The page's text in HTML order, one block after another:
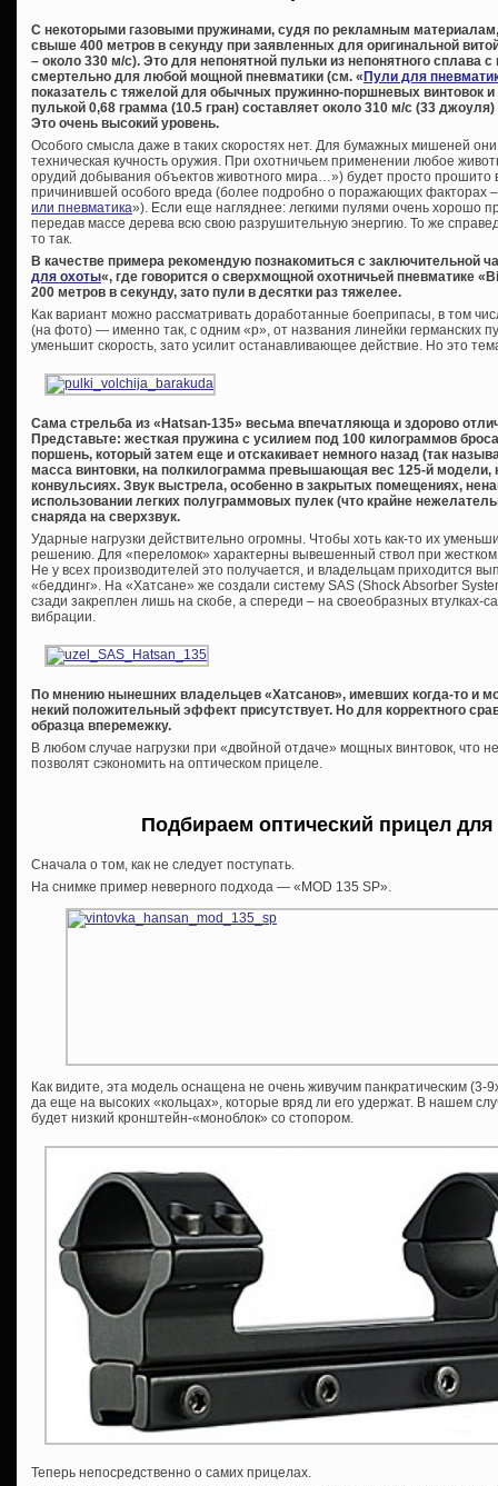
С некоторыми газовыми пружинами, судя по рекламным
свыше 400 метров в секунду при заявленных для оригинальной
– около 330 м/с). Это для непонятной пульки из непонятного сплава
смертельно для любой мощной пневматики (см. « Пули для
показатель с тяжелой для обычных пружинно-поршневых винтовок
пулькой 0,68 грамма (10.5 гран) составляет около 310 м/с (33
Это очень высокий уровень.
Особого смысла даже в таких скоростях нет. Для бумажных мишеней
техническая кучность оружия. При охотничьем применении любое
орудий добывания объектов животного мира…») будет просто прошито
причинившей особого вреда (более подробно о поражающих факторах –
или пневматика»). Если еще нагляднее: легкими пулями очень хорошо
передав массе дерева всю свою разрушительную энергию. То же
то так.
В качестве примера рекомендую познакомиться с заключительной
для охоты«, где говорится о сверхмощной охотничьей пневматике
200 метров в секунду, зато пули в десятки раз тяжелее.
Как вариант можно рассматривать доработанные боеприпасы, в том
(на фото) — именно так, с одним «р», от названия линейки германских
уменьшит скорость, зато усилит останавливающее действие. Но это
Сама стрельба из « Hatsan-135» весьма впечатляюща и здорово
Представьте: жесткая пружина с усилием под 100 килограммов
поршень, который затем еще и отскакивает немного назад (так
масса винтовки, на полкилограмма превышающая вес 125-й модели,
конвульсиях. Звук выстрела, особенно в закрытых помещениях,
использовании легких полуграммовых пулек (что крайне
снаряда на сверхзвук.
Ударные нагрузки действительно огромны. Чтобы хоть как-то их
решению. Для «переломок» характерны вывешенный ствол при жестком
Не у всех производителей это получается, и владельцам приходится
«беддинг». На «Хатсане» же создали систему SAS (Shock Absorber
сзади закреплен лишь на скобе, а спереди – на своеобразных втулках-
вибрации.
По мнению нынешних владельцев «Хатсанов», имевших когда-то и
некий положительный эффект присутствует. Но для корректного
образца вперемежку.
В любом случае нагрузки при «двойной отдаче» мощных винтовок, что
позволят сэкономить на оптическом прицеле.
Подбираем оптический прицел
Сначала о том, как не следует поступать.
На снимке пример неверного подхода — «MOD 135 SP».
Как видите, эта модель оснащена не очень живучим панкратическим
да еще на высоких «кольцах», которые вряд ли его удержат. В нашем
будет низкий кронштейн-«моноблок» со стопором.
Теперь непосредственно о самих прицелах.